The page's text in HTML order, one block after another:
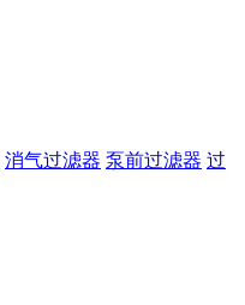
消气过滤器 泵前过滤器 过